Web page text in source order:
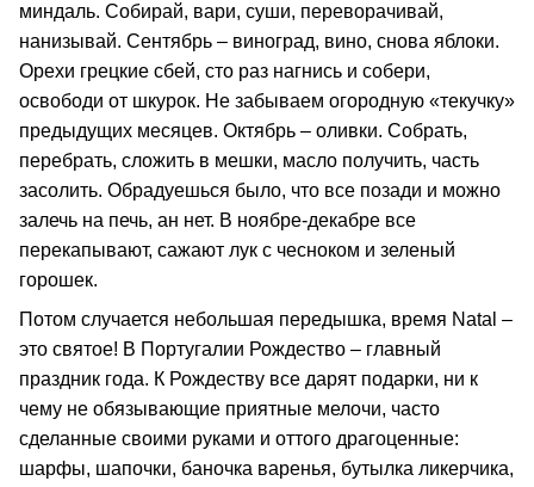
миндаль. Собирай, вари, суши, переворачивай,
нанизывай. Сентябрь – виноград, вино, снова яблоки.
Орехи грецкие сбей, сто раз нагнись и собери,
освободи от шкурок. Не забываем огородную «текучку»
предыдущих месяцев. Октябрь – оливки. Собрать,
перебрать, сложить в мешки, масло получить, часть
засолить. Обрадуешься было, что все позади и можно
залечь на печь, ан нет. В ноябре-декабре все
перекапывают, сажают лук с чесноком и зеленый
горошек.
Потом случается небольшая передышка, время Natal –
это святое! В Португалии Рождество – главный
праздник года. К Рождеству все дарят подарки, ни к
чему не обязывающие приятные мелочи, часто
сделанные своими руками и оттого драгоценные:
шарфы, шапочки, баночка варенья, бутылка ликерчика,